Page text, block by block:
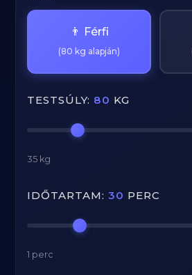
👨 Férfi
(80 kg alapján)
TESTSÚLY: 80 KG
35 kg
IDŐTARTAM:30 PERC
1 perc